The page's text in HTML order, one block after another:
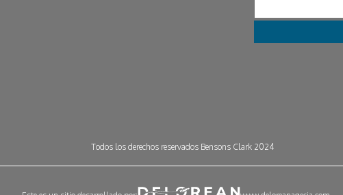
Todos los derechos reservados Bensons Clark 2024